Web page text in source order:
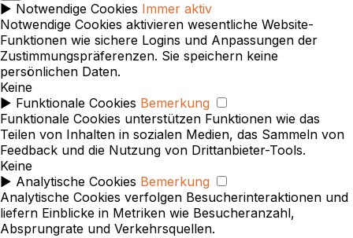
► Notwendige Cookies Immer aktiv
Notwendige Cookies aktivieren wesentliche Website-
Funktionen wie sichere Logins und Anpassungen der
Zustimmungspräferenzen. Sie speichern keine
persönlichen Daten.
Keine
► Funktionale Cookies Bemerkung
Funktionale Cookies unterstützen Funktionen wie das
Teilen von Inhalten in sozialen Medien, das Sammeln von
Feedback und die Nutzung von Drittanbieter-Tools.
Keine
► Analytische Cookies Bemerkung
Analytische Cookies verfolgen Besucherinteraktionen und
liefern Einblicke in Metriken wie Besucheranzahl,
Absprungrate und Verkehrsquellen.